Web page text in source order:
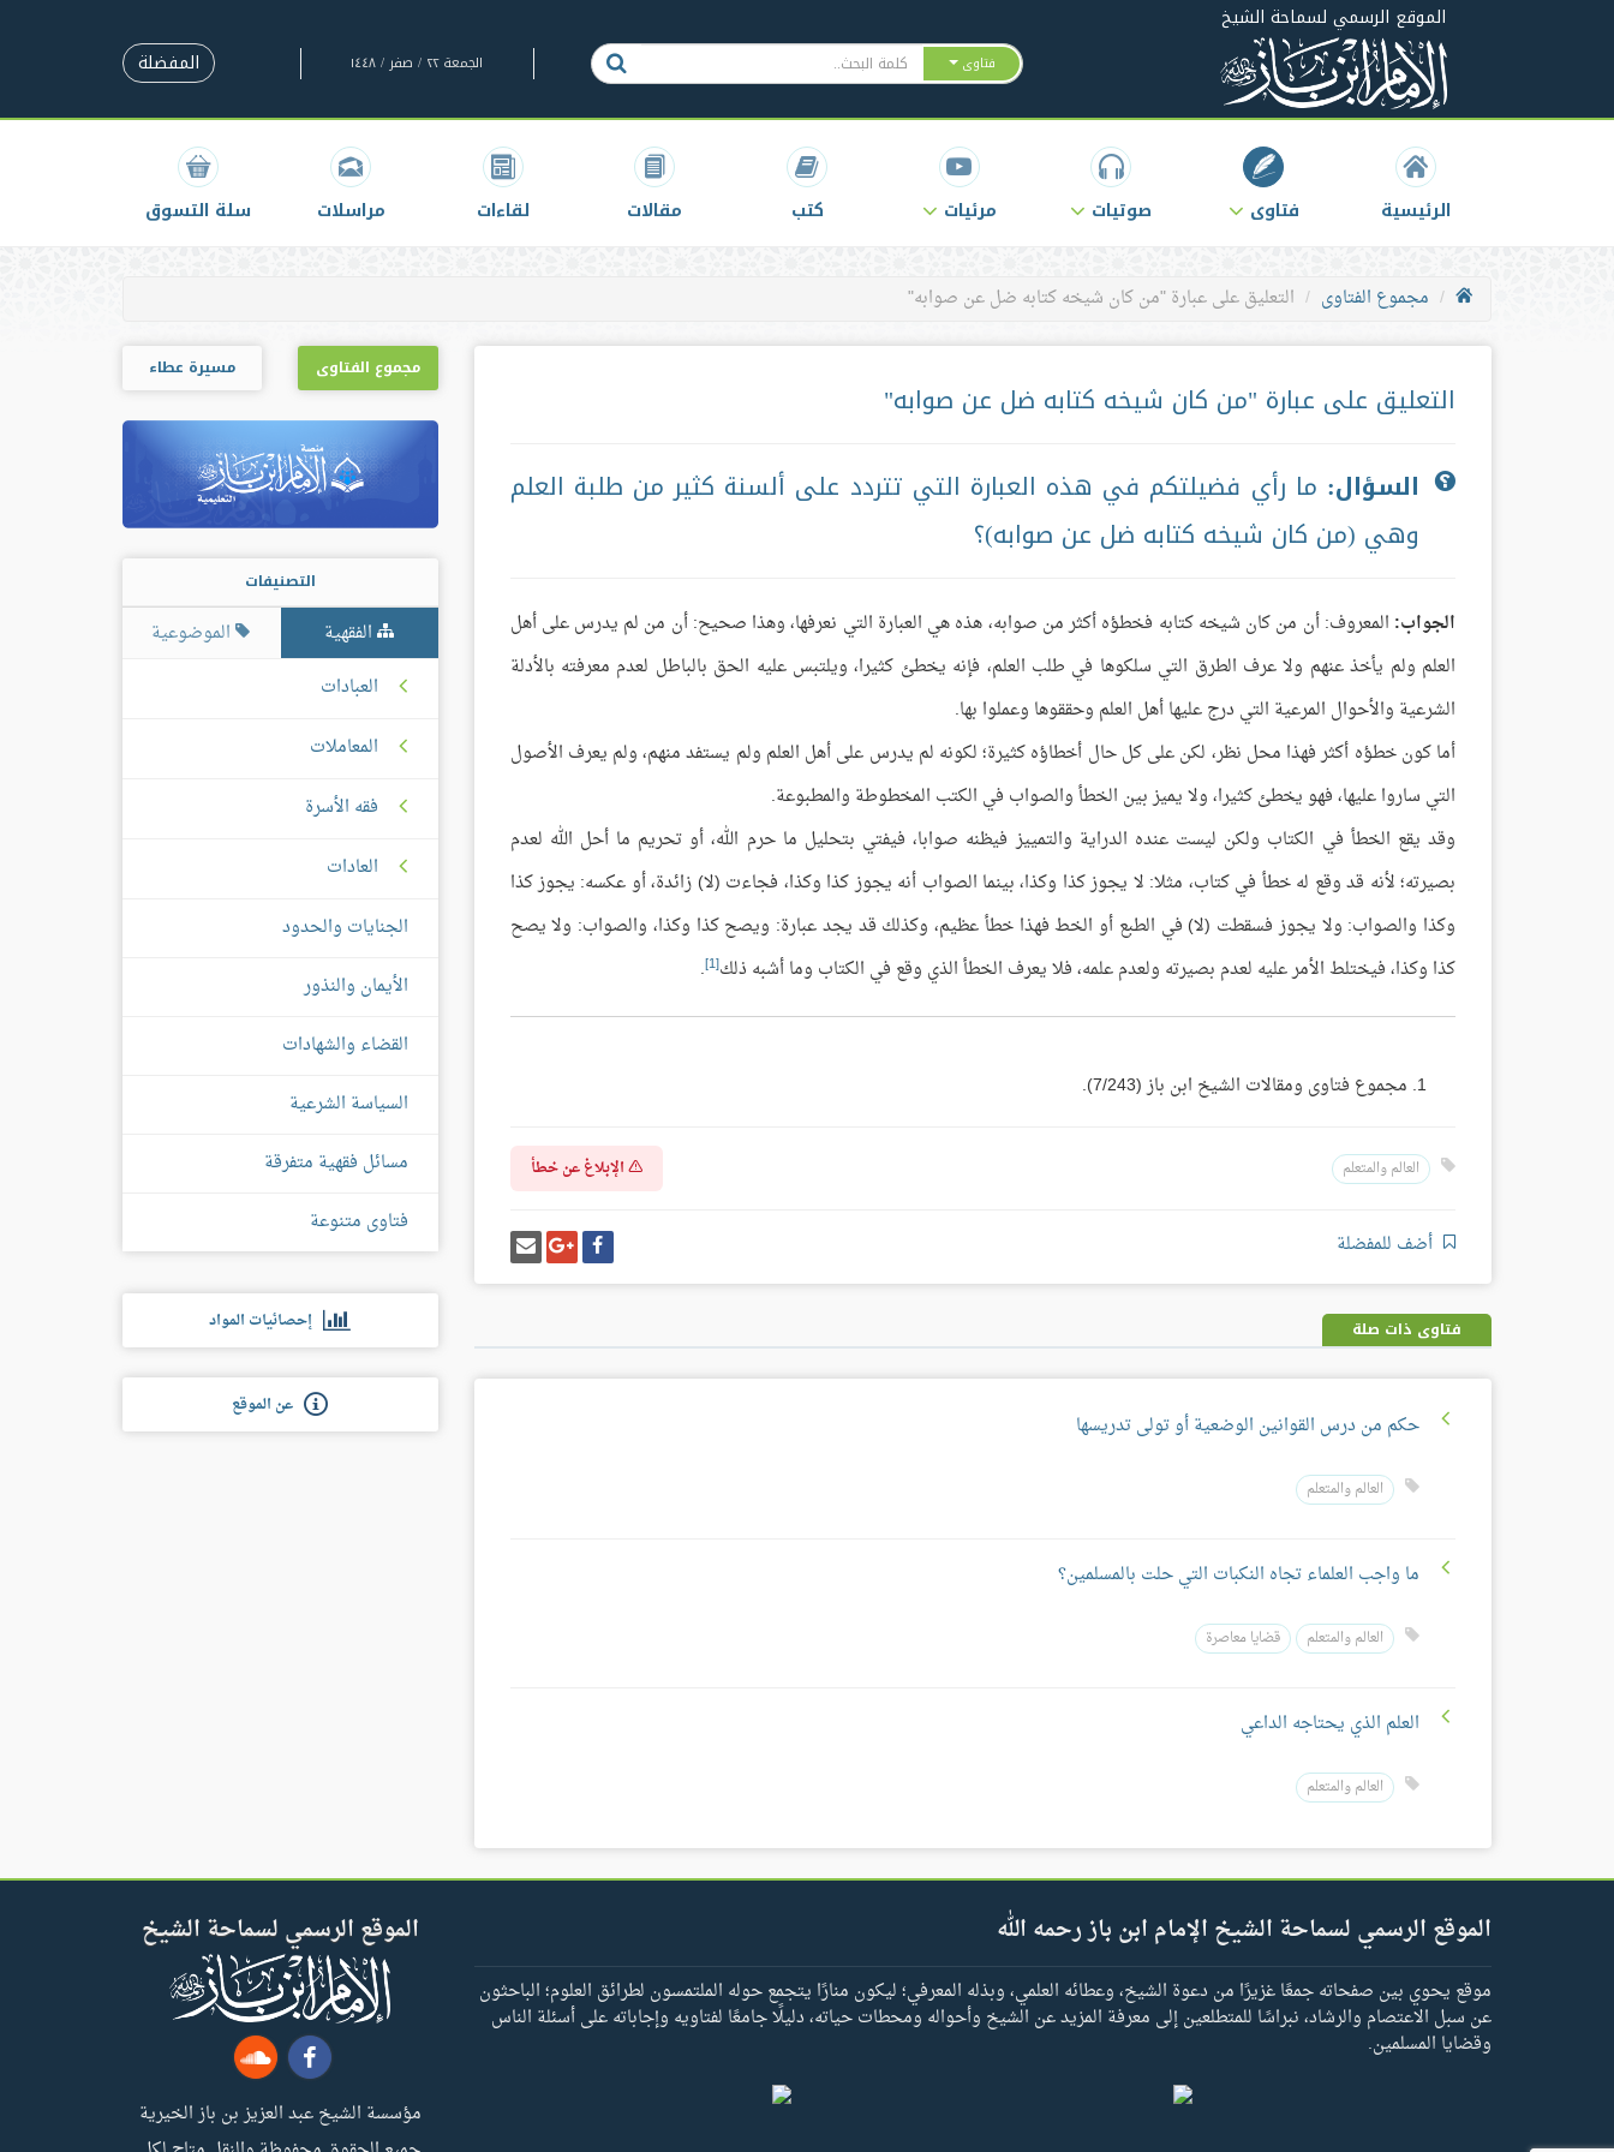
الموقع الرسمي لسماحة الشيخ
فتاوى الجمعة ٢٢ / صفر / ١٤٤٨ المفضلة
الرئيسية فتاوى صوتيات مرئيات كتب مقالات لقاءات مراسلات سلة التسوق
مجموع الفتاوى التعليق على عبارة "من كان شيخه كتابه ضل عن صوابه"
التعليق على عبارة "من كان شيخه كتابه ضل عن صوابه"
السؤال: ما رأي فضيلتكم في هذه العبارة التي تتردد على ألسنة كثير من طلبة العلم
وهي (من كان شيخه كتابه ضل عن صوابه)؟
الجواب: المعروف: أن من كان شيخه كتابه فخطؤه أكثر من صوابه، هذه هي العبارة التي نعرفها، وهذا صحيح: أن من لم يدرس على أهل
العلم ولم يأخذ عنهم ولا عرف الطرق التي سلكوها في طلب العلم، فإنه يخطئ كثيرا، ويلتبس عليه الحق بالباطل لعدم معرفته بالأدلة
الشرعية والأحوال المرعية التي درج عليها أهل العلم وحققوها وعملوا بها.
أما كون خطؤه أكثر فهذا محل نظر، لكن على كل حال أخطاؤه كثيرة؛ لكونه لم يدرس على أهل العلم ولم يستفد منهم، ولم يعرف الأصول
التي ساروا عليها، فهو يخطئ كثيرا، ولا يميز بين الخطأ والصواب في الكتب المخطوطة والمطبوعة.
وقد يقع الخطأ في الكتاب ولكن ليست عنده الدراية والتمييز فيظنه صوابا، فيفتي بتحليل ما حرم الله، أو تحريم ما أحل الله لعدم
بصيرته؛ لأنه قد وقع له خطأ في كتاب، مثلا: لا يجوز كذا وكذا، بينما الصواب أنه يجوز كذا وكذا، فجاءت (لا) زائدة، أو عكسه: يجوز كذا
وكذا والصواب: ولا يجوز فسقطت (لا) في الطبع أو الخط فهذا خطأ عظيم، وكذلك قد يجد عبارة: ويصح كذا وكذا، والصواب: ولا يصح
كذا وكذا، فيختلط الأمر عليه لعدم بصيرته ولعدم علمه، فلا يعرف الخطأ الذي وقع في الكتاب وما أشبه ذلك[1]
.
مجموع فتاوى ومقالات الشيخ ابن باز (7/243).
العالم والمتعلم الإبلاغ عن خطأ
أضف للمفضلة شارك
على
فيسبوك
شارك
على
غوغل
بلس
إرسل
إيميل
فتاوى ذات صلة
حكم من درس القوانين الوضعية أو تولى تدريسها
العالم والمتعلم
ما واجب العلماء تجاه النكبات التي حلت بالمسلمين؟
العالم والمتعلم قضايا معاصرة
العلم الذي يحتاجه الداعي
العالم والمتعلم
مجموع الفتاوى مسيرة عطاء
التصنيفات
الفقهية
الموضوعية
العبادات
المعاملات
فقه الأسرة
العادات
الجنايات والحدود
الأيمان والنذور
القضاء والشهادات
السياسة الشرعية
مسائل فقهية متفرقة
فتاوى متنوعة
إحصائيات المواد
عن الموقع
الموقع الرسمي لسماحة الشيخ الإمام ابن باز رحمه الله
موقع يحوي بين صفحاته جمعًا غزيرًا من دعوة الشيخ، وعطائه العلمي، وبذله المعرفي؛ ليكون منارًا يتجمع حوله الملتمسون لطرائق العلوم؛ الباحثون
عن سبل الاعتصام والرشاد، نبراسًا للمتطلعين إلى معرفة المزيد عن الشيخ وأحواله ومحطات حياته، دليلًا جامعًا لفتاويه وإجاباته على أسئلة الناس
وقضايا المسلمين.
الموقع الرسمي لسماحة الشيخ
مؤسسة الشيخ عبد العزيز بن باز الخيرية